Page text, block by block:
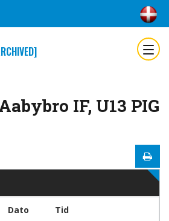
IF, U13 PIG
Dato Tid